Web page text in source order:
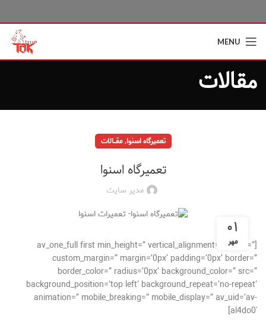
MENU
مقالات
تعمیرگاه اسنوا,مقــــالات
تعمیرگاه اسنوا
مدیر سایت
۰۱
مهر
[av_one_full first min_height=” vertical_alignment=” space=”
custom_margin=” margin=’0px’ padding=’0px’ border=”
border_color=” radius=’0px’ background_color=” src=”
background_position=’top left’ background_repeat=’no-repeat’
animation=” mobile_breaking=” mobile_display=” av_uid=’av-
al4do0′]